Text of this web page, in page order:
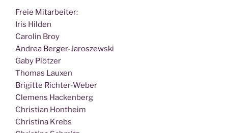
Freie Mit­ar­bei­ter:
Iris Hilden
Caro­lin Broy
Andrea Berger-Jaroszewski
Gaby Plötzer
Tho­mas Lauxen
Bri­git­te Richter-Weber
Cle­mens Hackenberg
Chris­ti­an Hontheim
Chris­ti­na Krebs